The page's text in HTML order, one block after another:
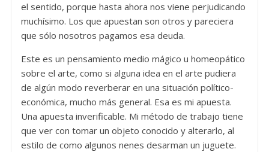
el sentido, porque hasta ahora nos viene perjudicando
muchísimo. Los que apuestan son otros y pareciera
que sólo nosotros pagamos esa deuda.
Este es un pensamiento medio mágico u homeopático
sobre el arte, como si alguna idea en el arte pudiera
de algún modo reverberar en una situación político-
económica, mucho más general. Esa es mi apuesta.
Una apuesta inverificable. Mi método de trabajo tiene
que ver con tomar un objeto conocido y alterarlo, al
estilo de como algunos nenes desarman un juguete.